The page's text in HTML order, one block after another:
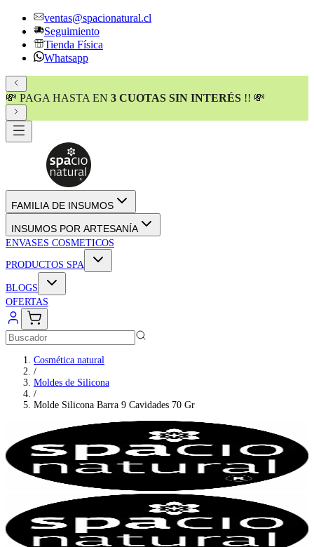
ventas@spacionatural.cl
Seguimiento
Tienda Física
Whatsapp
💸 PAGA HASTA EN 3 CUOTAS SIN INTERÉS !! 💸
FAMILIA DE INSUMOS
INSUMOS POR ARTESANÍA
ENVASES COSMETICOS
PRODUCTOS SPA
BLOGS
OFERTAS
Cosmética natural
/
Moldes de Silicona
/
Molde Silicona Barra 9 Cavidades 70 Gr